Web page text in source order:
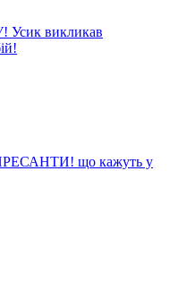
викликав
що кажуть у